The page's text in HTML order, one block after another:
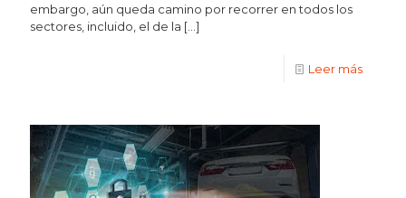
embargo, aún queda camino por recorrer en todos los
sectores, incluido, el de la […]
Leer más